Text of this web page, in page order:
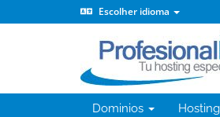
Escolher idioma
Dominios Hosting